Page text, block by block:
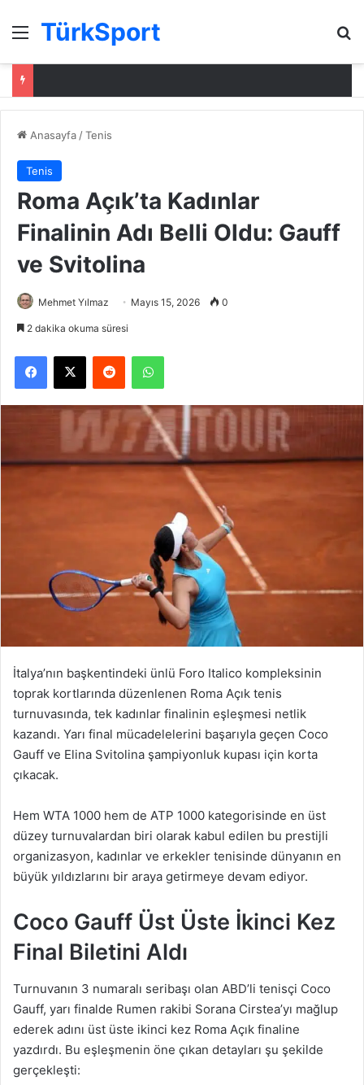
Menü
TürkSport
Anasayfa /Tenis
Tenis
Roma Açık’ta Kadınlar
Finalinin Adı Belli Oldu: Gauff
ve Svitolina
Mehmet Yılmaz Mayıs 15, 2026 0
2 dakika okuma süresi
Facebook
X Reddit WhatsApp
İtalya’nın başkentindeki ünlü Foro Italico kompleksinin
toprak kortlarında düzenlenen Roma Açık tenis
turnuvasında, tek kadınlar finalinin eşleşmesi netlik
kazandı. Yarı final mücadelelerini başarıyla geçen Coco
Gauff ve Elina Svitolina şampiyonluk kupası için korta
çıkacak.
Hem WTA 1000 hem de ATP 1000 kategorisinde en üst
düzey turnuvalardan biri olarak kabul edilen bu prestijli
organizasyon, kadınlar ve erkekler tenisinde dünyanın en
büyük yıldızlarını bir araya getirmeye devam ediyor.
Coco Gauff Üst Üste İkinci Kez
Final Biletini Aldı
Turnuvanın 3 numaralı seribaşı olan ABD’li tenisçi Coco
Gauff, yarı finalde Rumen rakibi Sorana Cirstea’yı mağlup
ederek adını üst üste ikinci kez Roma Açık finaline
yazdırdı. Bu eşleşmenin öne çıkan detayları şu şekilde
gerçekleşti: